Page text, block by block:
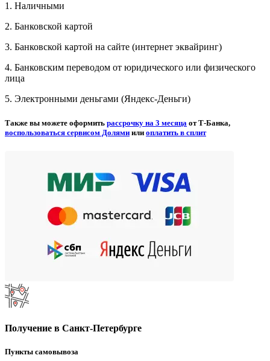
1. Наличными
2. Банковской картой
3. Банковской картой на сайте (интернет эквайринг)
4. Банковским переводом от юридического или физического
лица
5. Электронными деньгами (Яндекс-Деньги)
Также вы можете оформить рассрочку на 3 месяца от Т-Банка,
воспользоваться сервисом Долями или оплатить в сплит
Получение в Санкт-Петербурге
Пункты самовывоза